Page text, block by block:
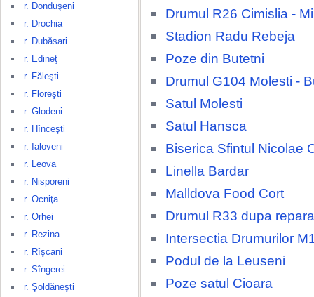
r. Donduşeni
r. Drochia
r. Dubăsari
r. Edineţ
r. Făleşti
r. Floreşti
r. Glodeni
r. Hînceşti
r. Ialoveni
r. Leova
r. Nisporeni
r. Ocniţa
r. Orhei
r. Rezina
r. Rîşcani
r. Sîngerei
r. Şoldăneşti
Drumul R26 Cimislia -
Stadion Radu Rebeja
Poze din Butetni
Drumul G104 Molesti -
Satul Molesti
Satul Hansca
Biserica Sfintul Nicolae
Linella Bardar
Malldova Food Cort
Drumul R33 dupa
Intersectia Drumurilor
Podul de la Leuseni
Poze satul Cioara